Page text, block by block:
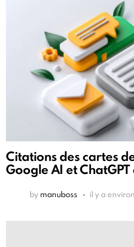
Citations des cartes
Google AI et ChatGPT
by manuboss il y a